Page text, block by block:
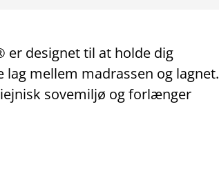
er designet til at holde dig
mellem madrassen og lagnet.
sovemiljø og forlænger